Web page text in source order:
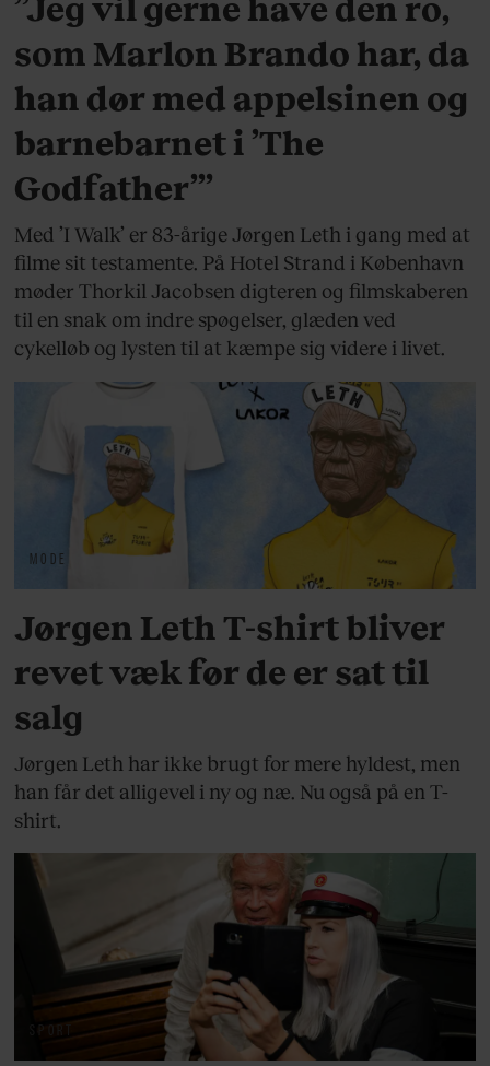
som Marlon Brando har, da
han dør med appelsinen og
barnebarnet i ’The
Godfather’”
Med ’I Walk’ er 83-årige Jørgen Leth i gang med at
filme sit testamente. På Hotel Strand i København
møder Thorkil Jacobsen digteren og filmskaberen
til en snak om indre spøgelser, glæden ved
cykelløb og lysten til at kæmpe sig videre i livet.
MODE
Jørgen Leth T-shirt bliver
revet væk før de er sat til
salg
Jørgen Leth har ikke brugt for mere hyldest, men
han får det alligevel i ny og næ. Nu også på en T-
shirt.